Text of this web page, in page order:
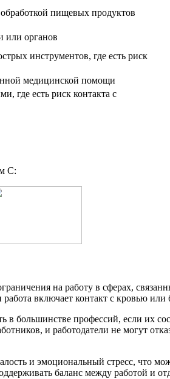
пищевых продуктов
или органов
инструментов, где есть риск
медицинской помощи
где есть риск контакта с
С:
на работу в сферах,
включает контакт с кровью
большинстве профессий, если их
и работодатели не могут
и эмоциональный стресс, что
баланс между работой и